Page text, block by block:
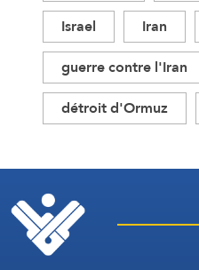
Israel
Iran
guerre contre l'Iran
détroit d'Ormuz